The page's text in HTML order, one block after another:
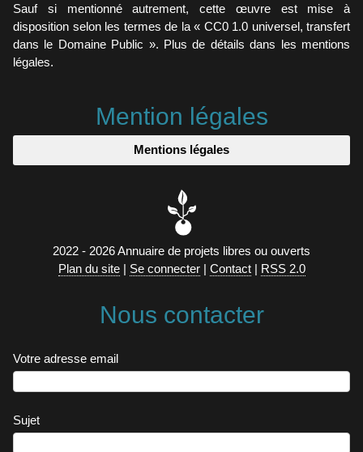
Sauf si mentionné autrement, cette œuvre est mise à
disposition selon les termes de la « CC0 1.0 universel, transfert
dans le Domaine Public ». Plus de détails dans les mentions
légales.
Mention légales
Mentions légales
2022 - 2026 Annuaire de projets libres ou ouverts
Plan du site| Se connecter| Contact| RSS 2.0
Nous contacter
Votre adresse email
Sujet